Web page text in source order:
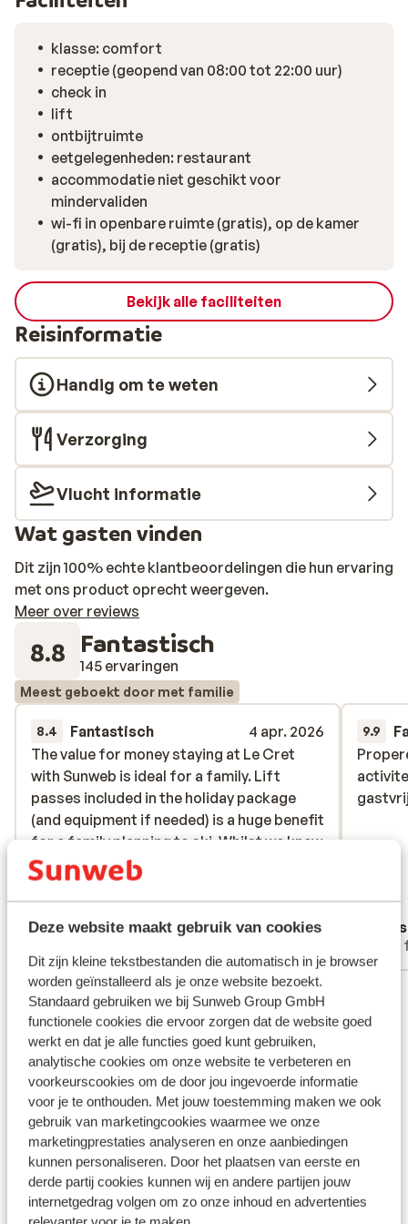
Deze website maakt gebruik van cookies
Dit zijn kleine tekstbestanden die automatisch in je browser
worden geïnstalleerd als je onze website bezoekt.
Standaard gebruiken we bij Sunweb Group GmbH
functionele cookies die ervoor zorgen dat de website goed
werkt en dat je alle functies goed kunt gebruiken,
analytische cookies om onze website te verbeteren en
voorkeurscookies om de door jou ingevoerde informatie
voor je te onthouden. Met jouw toestemming maken we ook
gebruik van marketingcookies waarmee we onze
marketingprestaties analyseren en onze aanbiedingen
kunnen personaliseren. Door het plaatsen van eerste en
derde partij cookies kunnen wij en andere partijen jouw
internetgedrag volgen om zo onze inhoud en advertenties
klasse: comfort
receptie (geopend van 08:00 tot 22:00 uur)
check in
lift
ontbijtruimte
eetgelegenheden: restaurant
accommodatie niet geschikt voor
mindervaliden
wi-fi in openbare ruimte (gratis), op de kamer
(gratis), bij de receptie (gratis)
Bekijk alle faciliteiten
Reisinformatie
Handig om te weten
Verzorging
Vlucht informatie
Wat gasten vinden
Dit zijn 100% echte klantbeoordelingen die hun ervaring
met ons product oprecht weergeven.
Meer over reviews
8.8 Fantastisch
145 ervaringen
Meest geboekt door met familie
8.4 Fantastisch
4 apr. 2026
The value for money staying at Le Cret
with Sunweb is ideal for a family. Lift
passes included in the holiday package
(and equipment if needed) is a huge benefit
for a family planning to ski. Whilst we knew
there would be limited snow in Morzine
during Easter, the hotels facilities allow a
‘best of both worlds’ package. Up early
for the bus to ski all day, then early evening
sunshine on the terrace whilst the kids
have a swim and beautiful garden space
for the children to play in the evening.
Added children’s entertainment this year (
mini disco after dinner) was a great
addition. We absolutely loved it there. We
were there with a small group last year but
a much bigger group this year after we
sung its praises to our friends and family.
Looking forward to returning next year
already.
The value for money staying at Le Cret
with Sunweb is ideal for a family. Lift
passes included in the holiday package
(and equipment if needed) is a huge benefit
for a family planning to ski. Whilst we knew
there would be limited snow in Morzine
during Ea... meer
Vertalen naar het Nederlands (NL)
Tim Read
9.9
Bekijk alle 145 ervaringen
Ligging
Bekijk op kaart